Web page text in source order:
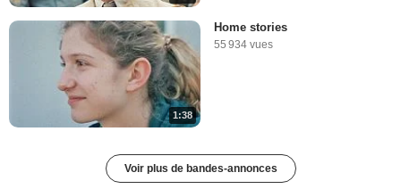
1:38
Home stories
55 934 vues
Voir plus de bandes-annonces